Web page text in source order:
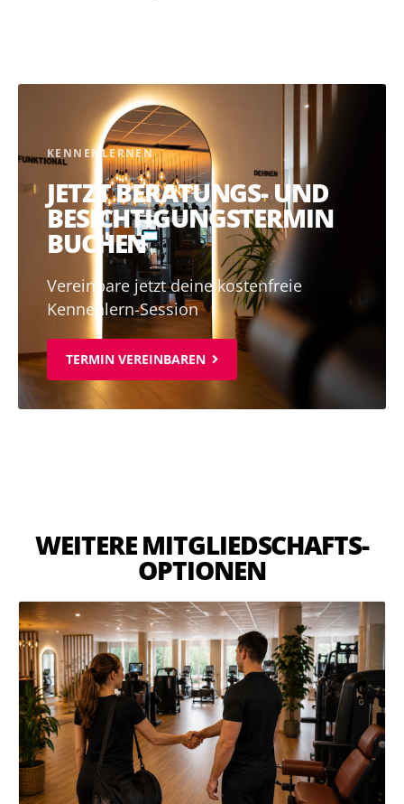
KENNENLERNEN
JETZT BERATUNGS- UND
BESICHTIGUNGSTERMIN
BUCHEN
Vereinbare jetzt deine kostenfreie
Kennenlern-Session
TERMIN VEREINBAREN
WEITERE MITGLIEDSCHAFTS-
OPTIONEN